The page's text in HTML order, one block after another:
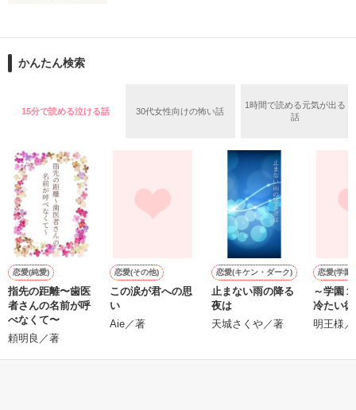
2026.6.5～2026.7.25
作品を読む
ションの企画戦略室で働いている。
めた、同期で恋人の石垣守（26）がいるのだが、後輩の姫原由
守と由羅から『便利屋雛子』と馬鹿にされ、一人こっそり泣い
た上、同居まで提案してきて──？
鷹哉『宜しくな、俺の雛子』🦅
雛子『俺の……ひぃ、雛子？！！！』🐥
シゴデキで冷徹な上司が見せる素顔は、なぜか想像以上に甘く
て……🐥💓🦅
※表紙も作中使用の画像も全てフリー素材です。
※執筆期間2026.6.3〜7.20完結です。
※他サイトさんにて恋愛トレンド1位でした〜良かったら読ん
で頂けると嬉しいです。
かんたん検索
15分で読める泣ける話 30代女性向けの怖い話
1時間で読める元気が出る
話
恋愛(純愛)
指先の距離〜歯医
者さんの名前が呼
べなくて〜
頼明良／著
恋愛(その他)
この涙が君への思
い
Aie／著
恋愛(キケン・ダーク)
止まない雨の降る
夜は
天城さくや／著
恋愛(学園)
～学園
冷たい
明王様
ナ